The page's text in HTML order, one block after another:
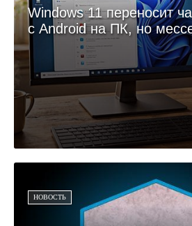
Windows 11 переносит
с Android на ПК, но
НОВОСТЬ